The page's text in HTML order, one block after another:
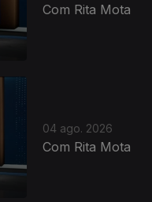
Com Rita Mota
04 ago. 2026
Com Rita Mota